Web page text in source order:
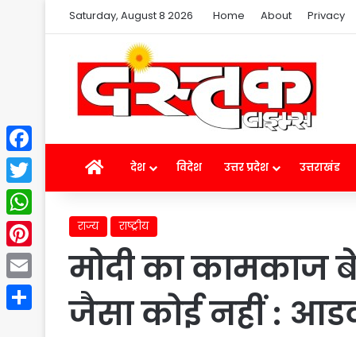
Saturday, August 8 2026 Home About Privacy
Homeदेश विदेश उत्तर प्रदेश उत्तराखंड
राज्य राष्ट्रीय
मोदी का कामकाज
जैसा कोई नहीं :
Facebook
Twitter
WhatsApp
Pinterest
Email